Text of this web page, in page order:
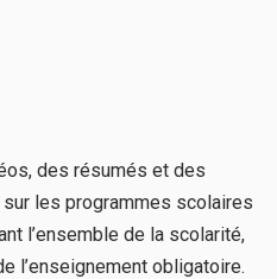
des résumés et des
les programmes scolaires
l’ensemble de la scolarité,
l’enseignement obligatoire.